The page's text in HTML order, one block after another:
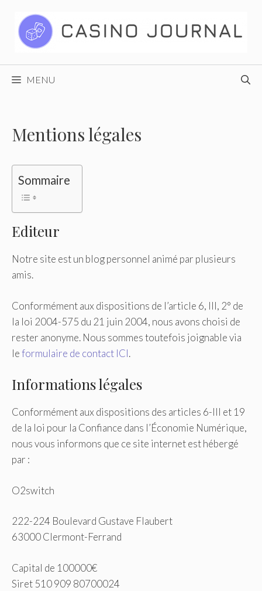
contenu
MENU
Mentions légales
Sommaire
Editeur
Notre site est un blog personnel animé par plusieurs
amis.
Conformément aux dispositions de l’article 6, III, 2° de
la loi 2004-575 du 21 juin 2004, nous avons choisi de
rester anonyme. Nous sommes toutefois joignable via
leformulaire de contact ICI.
Informations légales
Conformément aux dispositions des articles 6-III et 19
de la loi pour la Confiance dans l’Économie Numérique,
nous vous informons que ce site internet est hébergé
par :
O2switch
222-224 Boulevard Gustave Flaubert
63000 Clermont-Ferrand
Capital de 100000€
Siret 510 909 80700024